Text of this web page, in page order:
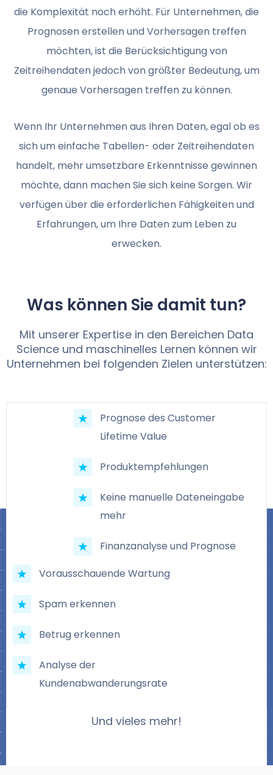
die Komplexität noch erhöht. Für Unternehmen, die
Prognosen erstellen und Vorhersagen treffen
möchten, ist die Berücksichtigung von
Zeitreihendaten jedoch von größter Bedeutung, um
genaue Vorhersagen treffen zu können.
Wenn Ihr Unternehmen aus Ihren Daten, egal ob es
sich um einfache Tabellen- oder Zeitreihendaten
handelt, mehr umsetzbare Erkenntnisse gewinnen
möchte, dann machen Sie sich keine Sorgen. Wir
verfügen über die erforderlichen Fähigkeiten und
Erfahrungen, um Ihre Daten zum Leben zu
erwecken.
Was können Sie damit tun?
Mit unserer Expertise in den Bereichen Data
Science und maschinelles Lernen können wir
Unternehmen bei folgenden Zielen unterstützen:
Prognose des Customer
Lifetime Value
Produktempfehlungen
Keine manuelle Dateneingabe
mehr
Finanzanalyse und Prognose
Vorausschauende Wartung
Spam erkennen
Betrug erkennen
Analyse der
Kundenabwanderungsrate
Und vieles mehr!